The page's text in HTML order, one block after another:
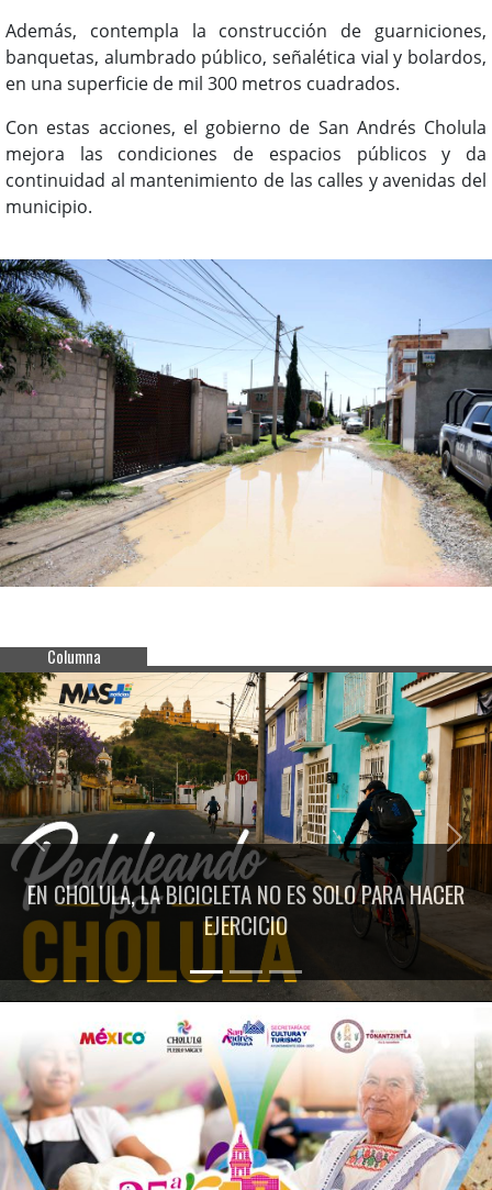
Además, contempla la construcción de guarniciones,
banquetas, alumbrado público, señalética vial y bolardos,
en una superficie de mil 300 metros cuadrados.
Con estas acciones, el gobierno de San Andrés Cholula
mejora las condiciones de espacios públicos y da
continuidad al mantenimiento de las calles y avenidas del
municipio.
Columna
EN CHOLULA, LA BICICLETA NO ES SOLO PARA HACER
EJERCICIO
Previous Next